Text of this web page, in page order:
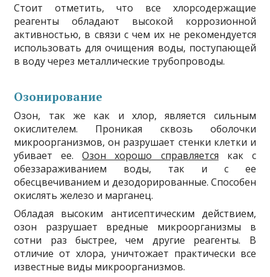
Стоит отметить, что все хлорсодержащие
реагенты обладают высокой коррозионной
активностью, в связи с чем их не рекомендуется
использовать для очищения воды, поступающей
в воду через металлические трубопроводы.
Озонирование
Озон, так же как и хлор, является сильным
окислителем. Проникая сквозь оболочки
микроорганизмов, он разрушает стенки клетки и
убивает ее.Озон хорошо справляется как с
обеззараживанием воды, так и с ее
обесцвечиванием и дезодорированные. Способен
окислять железо и марганец.
Обладая высоким антисептическим действием,
озон разрушает вредные микроорганизмы в
сотни раз быстрее, чем другие реагенты. В
отличие от хлора, уничтожает практически все
известные виды микроорганизмов.